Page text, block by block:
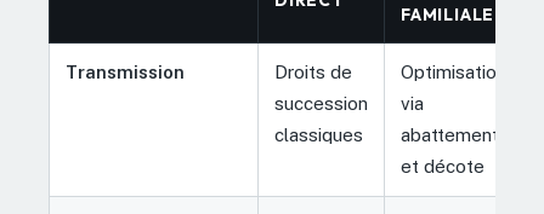
FAMILIALE
Transmission
Droits de
succession
classiques
Optimisation
via
abattements
et décote